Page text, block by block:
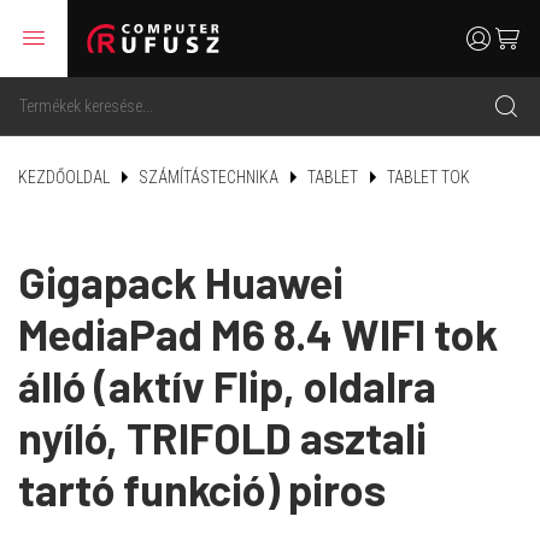
menu
search
usercart
KEZDŐOLDAL SZÁMÍTÁSTECHNIKA TABLET TABLET TOK
Gigapack Huawei
MediaPad M6 8.4 WIFI tok
álló (aktív Flip, oldalra
nyíló, TRIFOLD asztali
tartó funkció) piros